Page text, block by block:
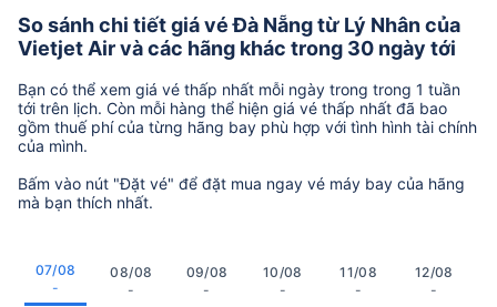
So sánh chi tiết giá vé Đà Nẵng từ Lý Nhân của
Vietjet Air và các hãng khác trong 30 ngày tới
Bạn có thể xem giá vé thấp nhất mỗi ngày trong trong 1 tuần
tới trên lịch. Còn mỗi hàng thể hiện giá vé thấp nhất đã bao
gồm thuế phí của từng hãng bay phù hợp với tình hình tài chính
của mình.
Bấm vào nút "Đặt vé" để đặt mua ngay vé máy bay của hãng
mà bạn thích nhất.
07/08
-
08/08
-
09/08
-
10/08
-
11/08
-
12/08
-